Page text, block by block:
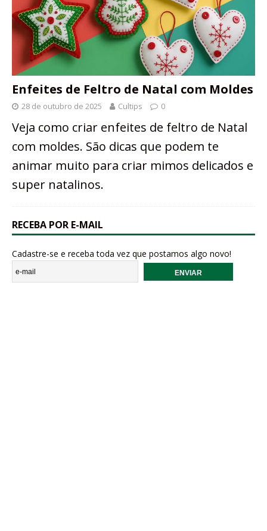
Enfeites de Feltro de Natal com Moldes
28 de outubro de 2025 Cultips 0
Veja como criar enfeites de feltro de Natal
com moldes. São dicas que podem te
animar muito para criar mimos delicados e
super natalinos.
RECEBA POR E-MAIL
Cadastre-se e receba toda vez que postamos algo novo!